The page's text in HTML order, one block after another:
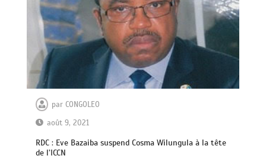
parCONGOLEO
août 9, 2021
RDC : Eve Bazaiba suspend Cosma Wilungula à la tête
de l’ICCN